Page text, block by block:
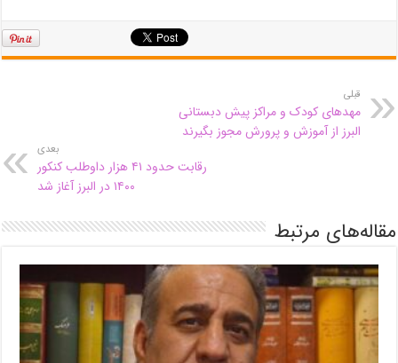
قبلی
مهدهای کودک و مراکز پیش دبستانی
البرز از آموزش و پرورش مجوز بگیرند
بعدی
رقابت حدود ۴۱ هزار داوطلب کنکور
۱۴۰۰ در البرز آغاز شد
مقاله‌های مرتبط